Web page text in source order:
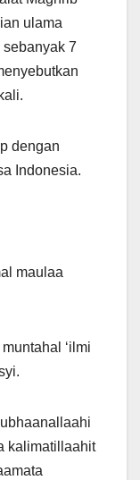
ulama
7
dengan
Indonesia.
maulaa
‘ilmi
kalimatillaahit